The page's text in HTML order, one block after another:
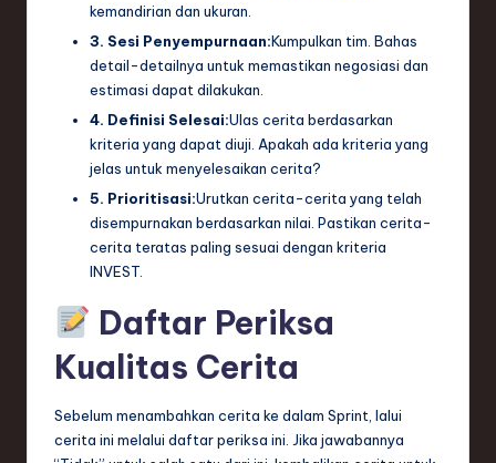
kemandirian dan ukuran.
3. Sesi Penyempurnaan:Kumpulkan tim. Bahas
detail-detailnya untuk memastikan negosiasi dan
estimasi dapat dilakukan.
4. Definisi Selesai:Ulas cerita berdasarkan
kriteria yang dapat diuji. Apakah ada kriteria yang
jelas untuk menyelesaikan cerita?
5. Prioritisasi:Urutkan cerita-cerita yang telah
disempurnakan berdasarkan nilai. Pastikan cerita-
cerita teratas paling sesuai dengan kriteria
INVEST.
Daftar Periksa
Kualitas Cerita
Sebelum menambahkan cerita ke dalam Sprint, lalui
cerita ini melalui daftar periksa ini. Jika jawabannya